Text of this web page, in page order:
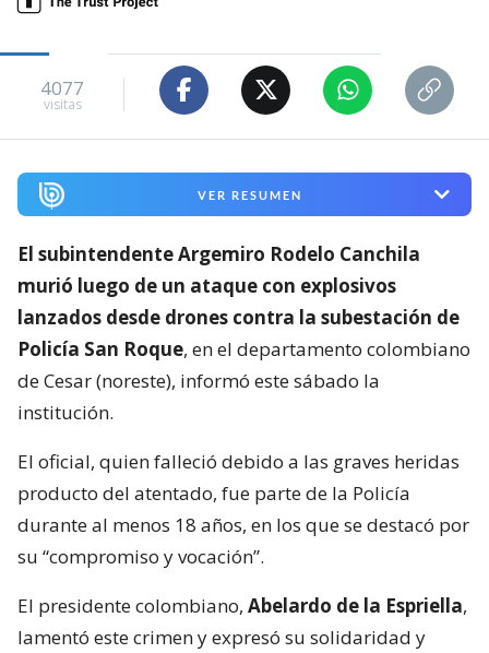
4077
visitas
VER RESUMEN
El subintendente Argemiro Rodelo Canchila
murió luego de un ataque con explosivos
lanzados desde drones contra la subestación de
Policía San Roque, en el departamento colombiano
de Cesar (noreste), informó este sábado la
institución.
El oficial, quien falleció debido a las graves heridas
producto del atentado, fue parte de la Policía
durante al menos 18 años, en los que se destacó por
su “compromiso y vocación”.
El presidente colombiano, Abelardo de la Espriella,
lamentó este crimen y expresó su solidaridad y